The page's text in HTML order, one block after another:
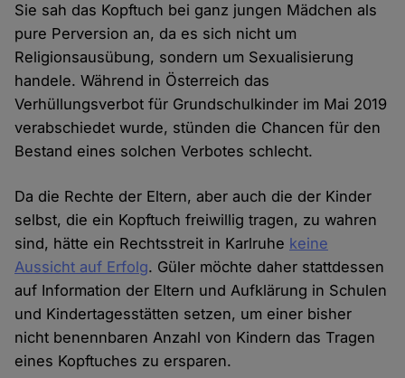
Sie sah das Kopftuch bei ganz jungen Mädchen als
pure Perversion an, da es sich nicht um
Religionsausübung, sondern um Sexualisierung
handele. Während in Österreich das
Verhüllungsverbot für Grundschulkinder im Mai 2019
verabschiedet wurde, stünden die Chancen für den
Bestand eines solchen Verbotes schlecht.
Da die Rechte der Eltern, aber auch die der Kinder
selbst, die ein Kopftuch freiwillig tragen, zu wahren
sind, hätte ein Rechtsstreit in Karlruhe keine
Aussicht auf Erfolg. Güler möchte daher stattdessen
auf Information der Eltern und Aufklärung in Schulen
und Kindertagesstätten setzen, um einer bisher
nicht benennbaren Anzahl von Kindern das Tragen
eines Kopftuches zu ersparen.